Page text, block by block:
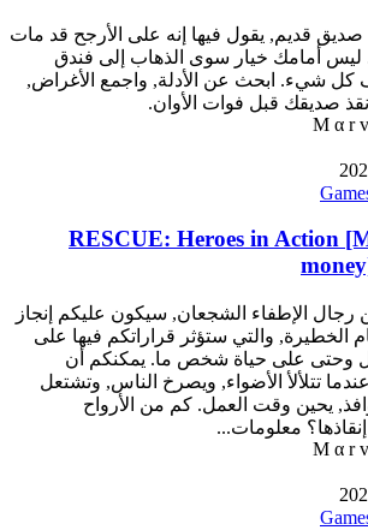
قديم, يقول فيها إنه على الأرجح قد مات
ليس أمامك خيار سوى الذهاب إلى فندق
كل شيء. ابحث عن الأدلة, واجمع الأغراض,
صديقك قبل فوات الأوان.
M α r
RESCUE: Heroes in Action
رجال الإطفاء الشجعان, سيكون عليكم إنجاز
الخطيرة, والتي ستؤثر قراراتكم فيها على
بل وحتى على حياة شخص ما. يمكنكم أن
تتلألأ الأضواء, ويصرخ الناس, وتشتعل
يحين وقت العمل. كم من الأرواح
معلومات...
M α r